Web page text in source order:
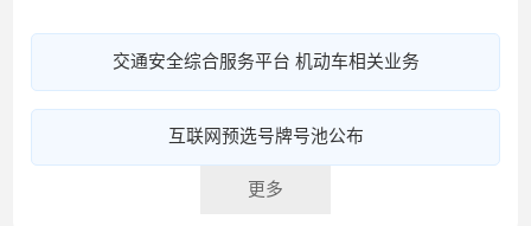
交通安全综合服务平台 机动车相关业务
互联网预选号牌号池公布
更多